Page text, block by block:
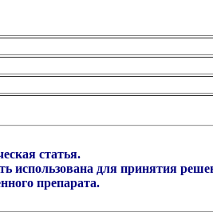
статья.
для принятия
препарата.